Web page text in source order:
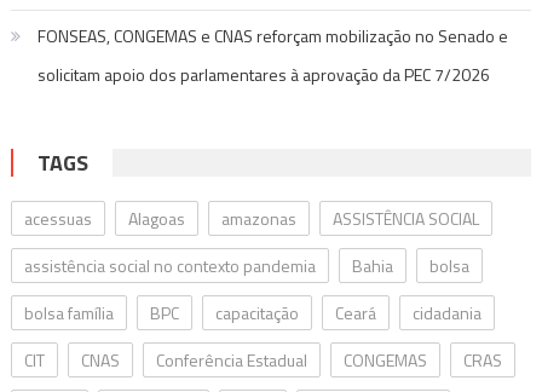
FONSEAS, CONGEMAS e CNAS reforçam mobilização no Senado e
solicitam apoio dos parlamentares à aprovação da PEC 7/2026
TAGS
acessuas Alagoas amazonas
ASSISTÊNCIA SOCIAL
assistência social no contexto pandemia
Bahia
bolsa
bolsa família
BPC capacitação Ceará
cidadania
CIT
CNAS Conferência Estadual CONGEMAS
CRAS